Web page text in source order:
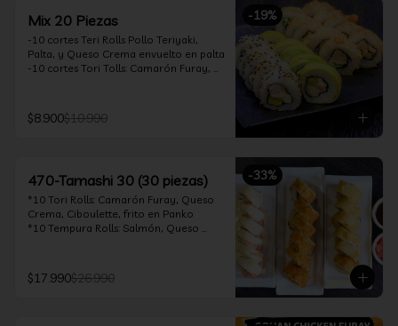
-19%
Mix 20 Piezas
-10 cortes Teri Rolls Pollo Teriyaki,
Palta, y Queso Crema envuelto en palta
-10 cortes Tori Tolls: Camarón Furay,
teriyaki 30ml
$8.900$10.990
-33%
470-Tamashi 30 (30 piezas)
*10 Tori Rolls: Camarón Furay, Queso
Crema, Ciboulette, frito en Panko
*10 Tempura Rolls: Salmón, Queso
furay, queso crema y cebollín, envuelto
en salmón y bañado en salsa
$17.990$26.990